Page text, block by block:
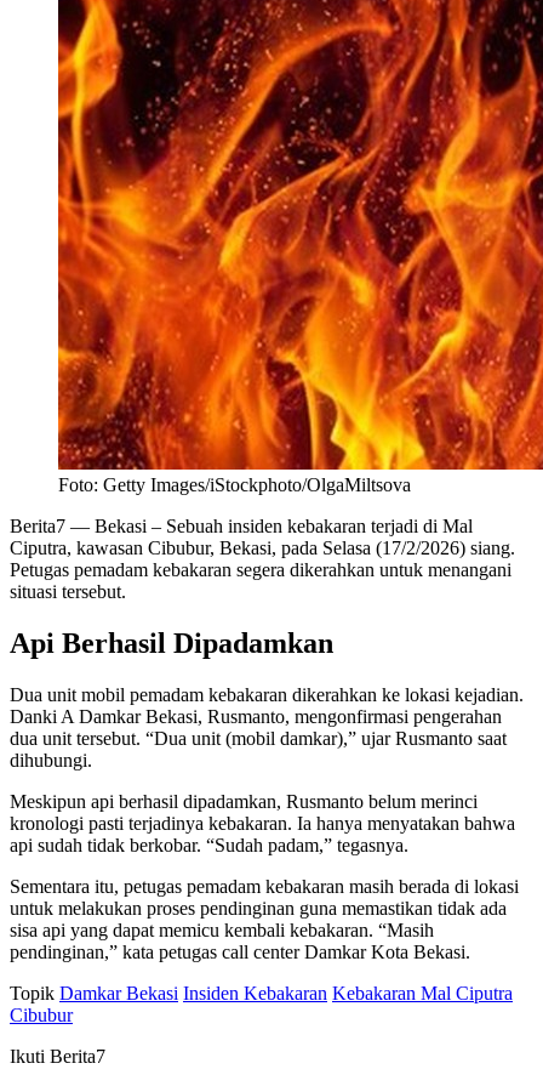
Foto: Getty Images/iStockphoto/OlgaMiltsova
Berita7 — Bekasi – Sebuah insiden kebakaran terjadi di Mal
Ciputra, kawasan Cibubur, Bekasi, pada Selasa (17/2/2026) siang.
Petugas pemadam kebakaran segera dikerahkan untuk menangani
situasi tersebut.
Api Berhasil Dipadamkan
Dua unit mobil pemadam kebakaran dikerahkan ke lokasi kejadian.
Danki A Damkar Bekasi, Rusmanto, mengonfirmasi pengerahan
dua unit tersebut. “Dua unit (mobil damkar),” ujar Rusmanto saat
dihubungi.
Meskipun api berhasil dipadamkan, Rusmanto belum merinci
kronologi pasti terjadinya kebakaran. Ia hanya menyatakan bahwa
api sudah tidak berkobar. “Sudah padam,” tegasnya.
Sementara itu, petugas pemadam kebakaran masih berada di lokasi
untuk melakukan proses pendinginan guna memastikan tidak ada
sisa api yang dapat memicu kembali kebakaran. “Masih
pendinginan,” kata petugas call center Damkar Kota Bekasi.
Topik Damkar Bekasi Insiden Kebakaran Kebakaran Mal Ciputra
Cibubur
Ikuti Berita7